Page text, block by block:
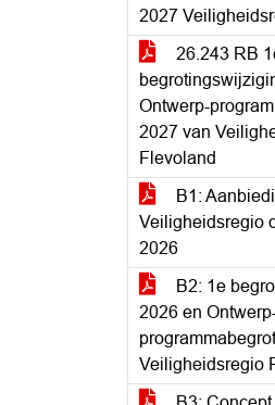
2027
26.243 RB
Ontwerp-
2027 van
Flevoland
B1:
Veiligheidsregio
2026
B2: 1e
2026 en
Veiligheidsregio